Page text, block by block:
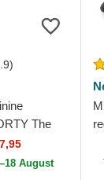
The
Mets MLB
August